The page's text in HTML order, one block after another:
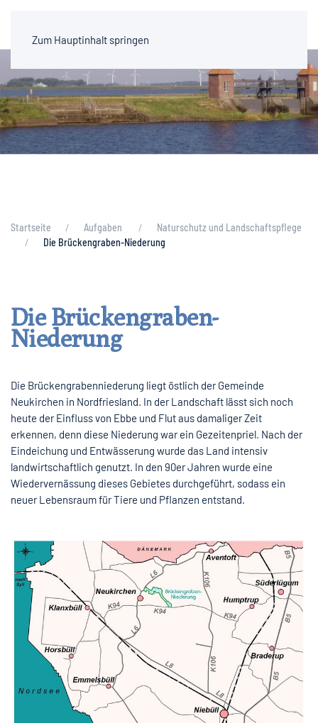
Zum Hauptinhalt springen
Startseite Aufgaben
Naturschutz und Landschaftspflege
Die Brückengraben-Niederung
Die Brückengraben-
Niederung
Die Brückengrabenniederung liegt östlich der Gemeinde
Neukirchen in Nordfriesland. In der Landschaft lässt sich noch
heute der Einfluss von Ebbe und Flut aus damaliger Zeit
erkennen, denn diese Niederung war ein Gezeitenpriel. Nach der
Eindeichung und Entwässerung wurde das Land intensiv
landwirtschaftlich genutzt. In den 90er Jahren wurde eine
Wiedervernässung dieses Gebietes durchgeführt, sodass ein
neuer Lebensraum für Tiere und Pflanzen entstand.